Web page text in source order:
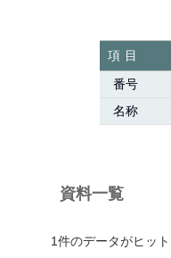
項目
番号
名称
資料一覧
1件のデータがヒッ